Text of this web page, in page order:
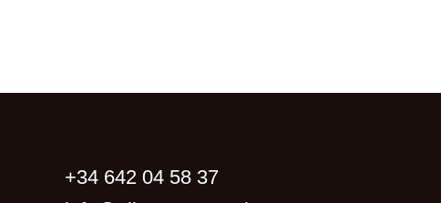
+34 642 04 58 37